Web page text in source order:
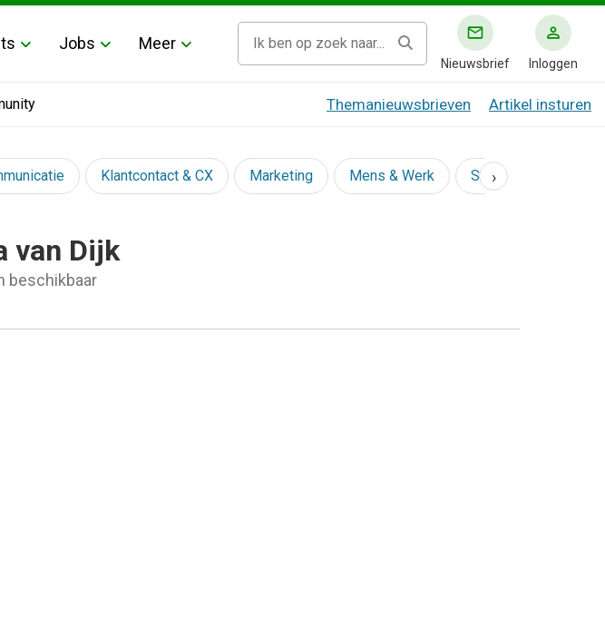
Jobs Meer
Nieuwsbrief Inloggen
Themanieuwsbrieven Artikel insturen
Klantcontact & CX Marketing Mens & Werk Social
›
van Dijk
beschikbaar